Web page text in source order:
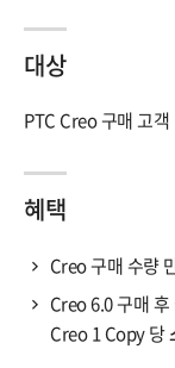
대상
PTC Creo 구매 고객
혜택
Creo 구매 수량
Creo 6.0 구매
Creo 1 Copy 당